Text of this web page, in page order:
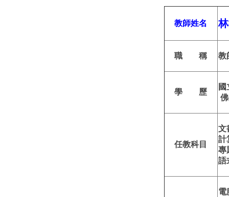
教師姓名
職 稱 教
學 歷
任教科目
文
計
專
語
電